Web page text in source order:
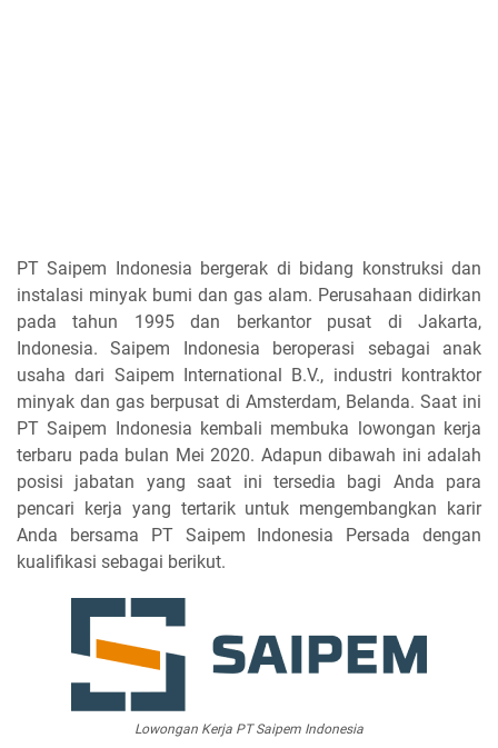
PT Saipem Indonesia bergerak di bidang konstruksi dan
instalasi minyak bumi dan gas alam. Perusahaan didirkan
pada tahun 1995 dan berkantor pusat di Jakarta,
Indonesia. Saipem Indonesia beroperasi sebagai anak
usaha dari Saipem International B.V., industri kontraktor
minyak dan gas berpusat di Amsterdam, Belanda. Saat ini
PT Saipem Indonesia kembali membuka lowongan kerja
terbaru pada bulan Mei 2020. Adapun dibawah ini adalah
posisi jabatan yang saat ini tersedia bagi Anda para
pencari kerja yang tertarik untuk mengembangkan karir
Anda bersama PT Saipem Indonesia Persada dengan
kualifikasi sebagai berikut.
Lowongan Kerja PT Saipem Indonesia